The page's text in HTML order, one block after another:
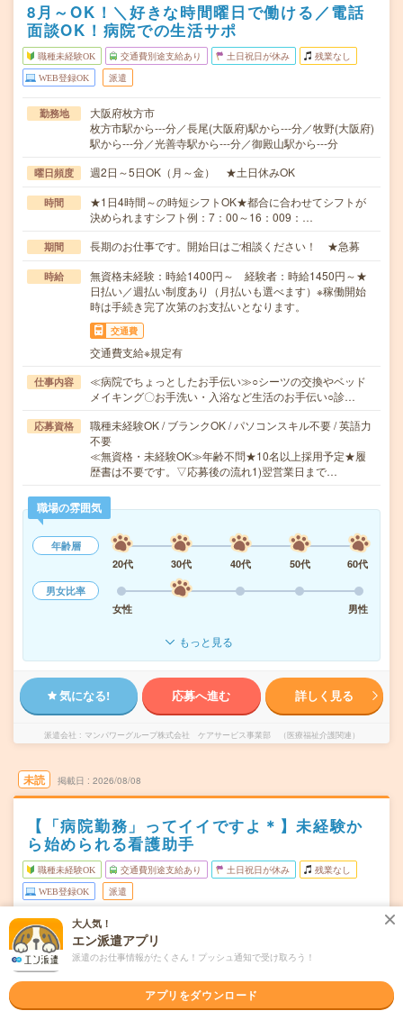
8月～OK！＼好きな時間曜日で働ける／電話
面談OK！病院での生活サポ
職種未経験OK 交通費別途支給あり 土日祝日が休み 残業なし
WEB登録OK 派遣
勤務地
大阪府枚方市
枚方市駅から---分／長尾(大阪府)駅から---分／牧野(大阪府)
駅から---分／光善寺駅から---分／御殿山駅から---分
曜日頻度 週2日～5日OK（月～金） ★土日休みOK
時間
★1日4時間～の時短シフトOK★都合に合わせてシフトが
決められますシフト例：7：00～16：009：…
期間 長期のお仕事です。開始日はご相談ください！ ★急募
時給
無資格未経験：時給1400円～ 経験者：時給1450円～★
日払い／週払い制度あり（月払いも選べます）※稼働開始
時は手続き完了次第のお支払いとなります。
交通費
交通費支給※規定有
仕事内容
≪病院でちょっとしたお手伝い≫○シーツの交換やベッド
メイキング〇お手洗い・入浴など生活のお手伝い○診…
応募資格
職種未経験OK / ブランクOK / パソコンスキル不要 / 英語力
不要
≪無資格・未経験OK≫年齢不問★10名以上採用予定★履
歴書は不要です。▽応募後の流れ1)翌営業日まで…
職場の雰囲気
年齢層
20代
30代 40代 50代
60代
男女比率
女性
男性
もっと見る
気になる! 応募へ進む 詳しく見る
派遣会社 マンパワーグループ株式会社 ケアサービス事業部 （医療福祉介護関連）
未読 掲載日 2026/08/08
【「病院勤務」ってイイですよ＊】未経験か
ら始められる看護助手
職種未経験OK 交通費別途支給あり 土日祝日が休み 残業なし
WEB登録OK 派遣
勤務地
大阪市中央区
大阪城公園駅から---分／淀屋橋駅から---分／大阪ビジネス
パーク駅から---分／谷町四丁目駅から---分
週2日～5日OK（月～金） ★土日休みOK
★1日4時間～の時短シフトOK★都合に合わせてシフトが
大人気！
エン派遣アプリ
派遣のお仕事情報がたくさん！プッシュ通知で受け取ろう！
アプリをダウンロード